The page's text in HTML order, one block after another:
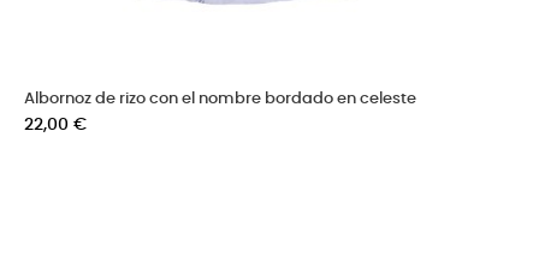
Albornoz de rizo con el nombre bordado en celeste
Precio
22,00 €